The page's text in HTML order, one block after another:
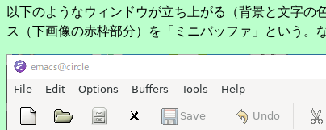
以下のようなウィンドウが立ち上がる（背景と文字
ス（下画像の赤枠部分）を「ミニバッファ」という。